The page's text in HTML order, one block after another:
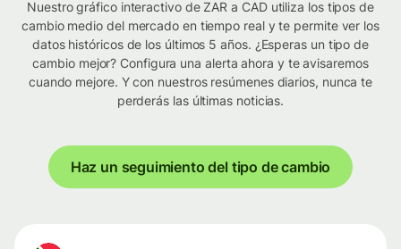
Nuestro gráfico interactivo de ZAR a CAD utiliza los tipos de
cambio medio del mercado en tiempo real y te permite ver los
datos históricos de los últimos 5 años. ¿Esperas un tipo de
cambio mejor? Configura una alerta ahora y te avisaremos
cuando mejore. Y con nuestros resúmenes diarios, nunca te
perderás las últimas noticias.
Haz un seguimiento del tipo de cambio